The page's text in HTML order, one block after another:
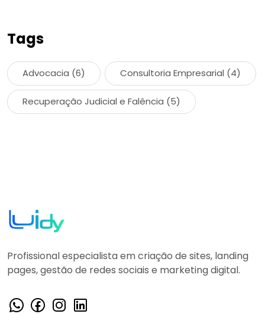
Tags
Advocacia (6) Consultoria Empresarial (4)
Recuperação Judicial e Falência (5)
Profissional especialista em criação de sites, landing
pages, gestão de redes sociais e marketing digital.